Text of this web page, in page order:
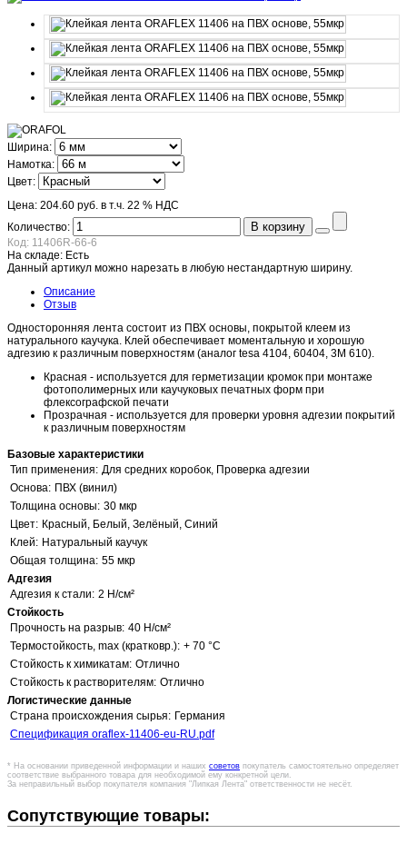
Ширина:
Намотка:
Цвет:
Цена: 204.60 руб. в т.ч. 22 % НДС
Количество:
В корзину
Код: 11406R-66-6
На складе: Есть
Данный артикул можно нарезать в любую нестандартную ширину.
Описание
Отзыв
Односторонняя лента состоит из ПВХ основы, покрытой клеем из
натурального каучука. Клей обеспечивает моментальную и хорошую
адгезию к различным поверхностям (аналог tesa 4104, 60404, 3M 610).
Красная - используется для герметизации кромок при монтаже
фотополимерных или каучуковых печатных форм при
флексографской печати
Прозрачная - используется для проверки уровня адгезии покрытий
к различным поверхностям
Базовые характеристики
Тип применения: Для средних коробок, Проверка адгезии
Основа: ПВХ (винил)
Толщина основы: 30 мкр
Цвет: Красный, Белый, Зелёный, Синий
Клей: Натуральный каучук
Общая толщина: 55 мкр
Адгезия
Адгезия к стали: 2 Н/см²
Стойкость
Прочность на разрыв: 40 Н/см²
Термостойкость, max (кратковр.): + 70 °C
Стойкость к химикатам: Отлично
Стойкость к растворителям: Отлично
Логистические данные
Страна происхождения сырья: Германия
Спецификация oraflex-11406-eu-RU.pdf
* На основании приведенной информации и наших советов покупатель самостоятельно определяет
соответствие выбранного товара для необходимой ему конкретной цели.
За неправильный выбор покупателя компания "Липкая Лента" ответственности не несёт.
Сопутствующие товары: